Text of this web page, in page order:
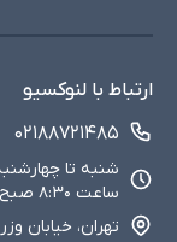
ارتباط با لنوکسیو
۰۲۱۸۸۷۲۱۴۸۵
ساعت ۸:۳۰ صبح تا ۱۲ ظهر
تهران، خیابان